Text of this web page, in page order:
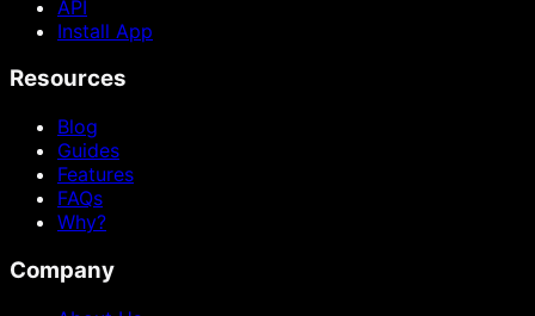
API
Install App
Resources
Blog
Guides
Features
FAQs
Why?
Company